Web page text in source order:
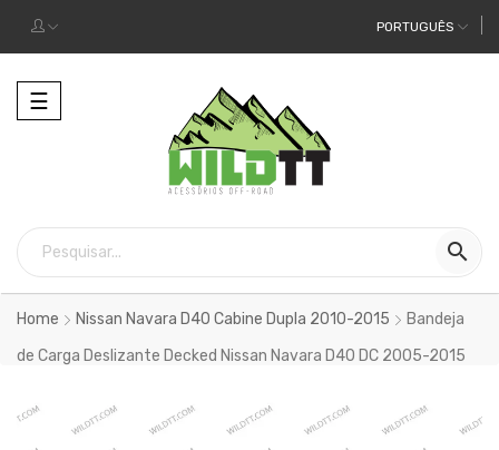
PORTUGUÊS
Alternar
a
☰

Home Nissan Navara D40 Cabine Dupla 2010-2015
Bandeja
de Carga Deslizante Decked Nissan Navara D40 DC 2005-2015